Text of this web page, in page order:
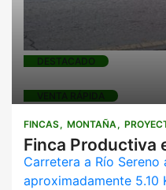
DESTACADO
VENTA RÁPIDA
FINCAS MONTAÑA
Carretera a Río Sereno
aproximadamente